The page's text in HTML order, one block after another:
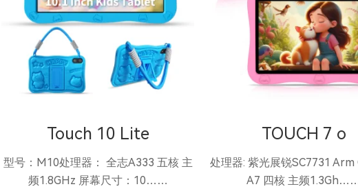
Touch 10 Lite
型号：M10处理器： 全志A333 五核 主
频1.8GHz 屏幕尺寸：10……
TOUCH 7 o
处理器: 紫光展锐SC7731
A7 四核 主频